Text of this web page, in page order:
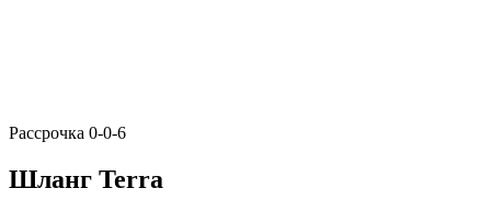
Расcрочка 0-0-6
Шланг Terra